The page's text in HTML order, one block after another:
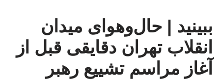
ببینید | حال‌وهوای میدان
انقلاب تهران دقایقی قبل از
آغاز مراسم تشییع رهبر